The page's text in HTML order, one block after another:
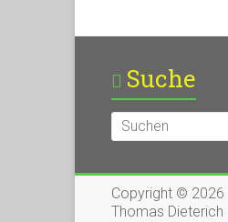
Suche
Copyright © 2026
Thomas Dieterich